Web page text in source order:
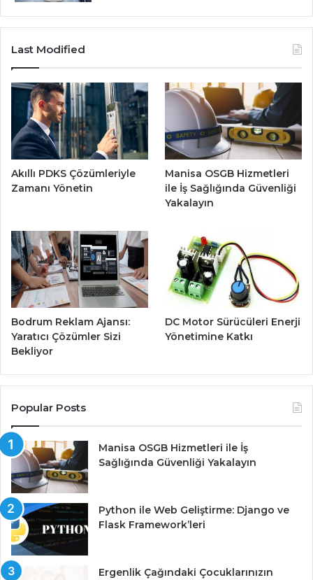
Last Modified
Akıllı PDKS Çözümleriyle
Zamanı Yönetin
Manisa OSGB Hizmetleri
ile İş Sağlığında Güvenliği
Yakalayın
Bodrum Reklam Ajansı:
Yaratıcı Çözümler Sizi
Bekliyor
DC Motor Sürücüleri Enerji
Yönetimine Katkı
Popular Posts
Manisa OSGB Hizmetleri ile İş
Sağlığında Güvenliği Yakalayın
Python ile Web Geliştirme: Django ve
Flask Framework’leri
Ergenlik Çağındaki Çocuklarınızın